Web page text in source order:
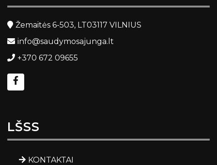
Žemaitės 6-503, LT03117 VILNIUS
info@saudymosajunga.lt
+370 672 09655
LŠSS
KONTAKTAI